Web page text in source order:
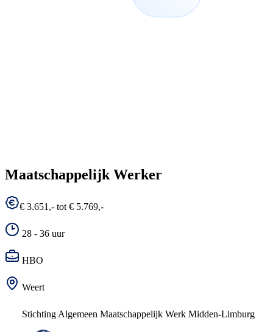
Maatschappelijk Werker
€ 3.651,- tot € 5.769,-
28 - 36 uur
HBO
Weert
Stichting Algemeen Maatschappelijk Werk Midden-Limburg